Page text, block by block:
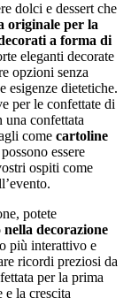
dolci e dessert che
originale per la
a forma di
eleganti decorate
opzioni senza
esigenze dietetiche.
per le confettate di
confettata
come cartoline
essere
ospiti come
potete
decorazione
più interattivo e
ricordi preziosi da
per la prima
e la crescita